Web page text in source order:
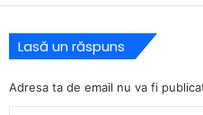
Lasă un răspuns
Adresa ta de email nu va fi